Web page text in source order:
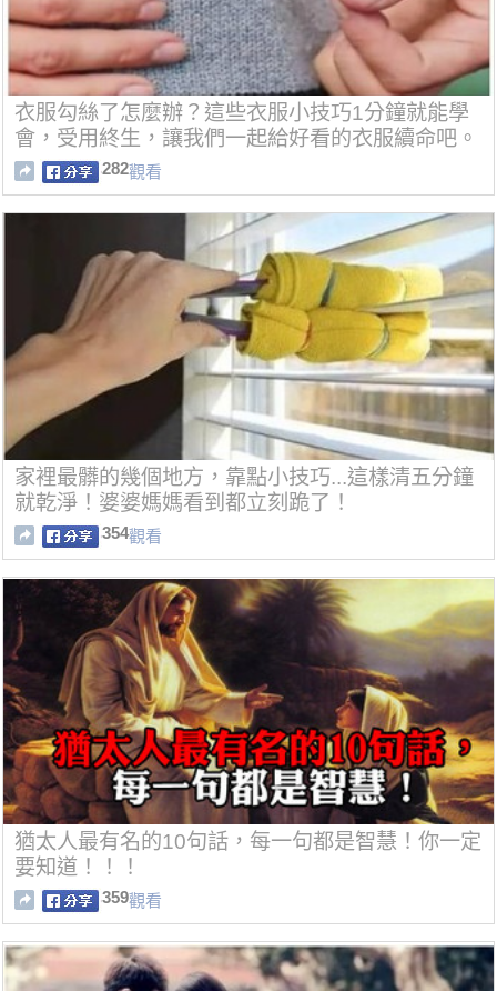
衣服勾絲了怎麼辦？這些衣服小技巧1分鐘就能學
會，受用終生，讓我們一起給好看的衣服續命吧。
282觀看
家裡最髒的幾個地方，靠點小技巧...這樣清五分鐘
就乾淨！婆婆媽媽看到都立刻跪了！
354觀看
猶太人最有名的10句話，每一句都是智慧！你一定
要知道！！！
359觀看